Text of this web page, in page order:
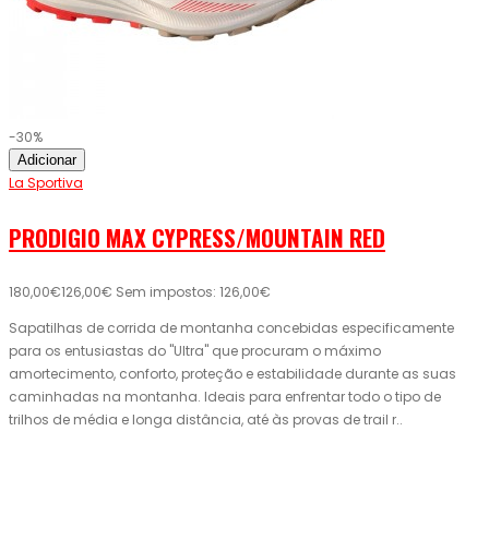
-30%
Adicionar
La Sportiva
PRODIGIO MAX CYPRESS/MOUNTAIN RED
180,00€126,00€ Sem impostos: 126,00€
Sapatilhas de corrida de montanha concebidas especificamente
para os entusiastas do "Ultra" que procuram o máximo
amortecimento, conforto, proteção e estabilidade durante as suas
caminhadas na montanha. Ideais para enfrentar todo o tipo de
trilhos de média e longa distância, até às provas de trail r..